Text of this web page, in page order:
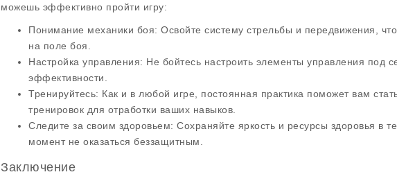
можешь эффективно пройти игру:
Понимание механики боя: Освойте систему стрельбы и передвижения,
на поле боя.
Настройка управления: Не бойтесь настроить элементы управления под
эффективности.
Тренируйтесь: Как и в любой игре, постоянная практика поможет вам
тренировок для отработки ваших навыков.
Следите за своим здоровьем: Сохраняйте яркость и ресурсы здоровья в
момент не оказаться беззащитным.
Заключение